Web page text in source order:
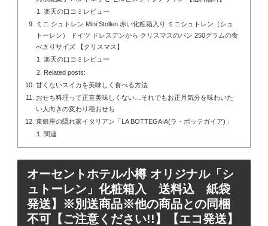
楽天の口コミレビュー
ミニ シュトレン Mini Stollen 赤い化粧箱入り ミニシュトレン（シュ
トーレン） ドイツ ドレスデンから クリスマスのパン 250グラムの食
べきりサイズ 【クリスマス】
楽天の口コミレビュー
Related posts:
甘くないスイカを美味しく食べる方法
おせち料理って正直美味しくない…それでもお正月気分を味わいた
い人向きの変わり種おせち
東銀座の隠れ家イタリアン「LA BOTTEGAIA(ラ・ボッテガイア)」
関連
オーセントホテル小樽 オリジナル「シ
ュトーレン」化粧箱入 送料込 紙袋
発送】※別送商品※他の商品との同梱
不可【ご注意ください!!】【エコ発送】